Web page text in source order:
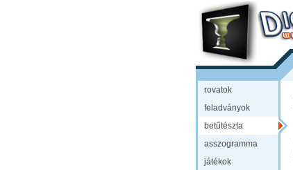
rovatok
feladványok
betűtészta
asszogramma
játékok